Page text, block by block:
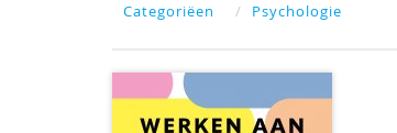
Categoriëen Psychologie